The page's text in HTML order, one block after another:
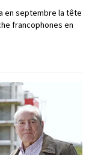
en septembre la tête
francophones en